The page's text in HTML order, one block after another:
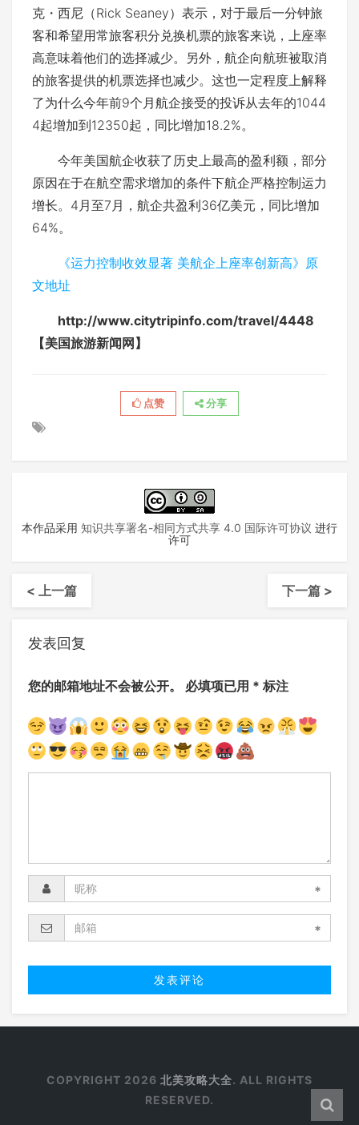
克・西尼（Rick Seaney）表示，对于最后一分钟旅
客和希望用常旅客积分兑换机票的旅客来说，上座率
高意味着他们的选择减少。另外，航企向航班被取消
的旅客提供的机票选择也减少。这也一定程度上解释
了为什么今年前9个月航企接受的投诉从去年的1044
4起增加到12350起，同比增加18.2%。
今年美国航企收获了历史上最高的盈利额，部分
原因在于在航空需求增加的条件下航企严格控制运力
增长。4月至7月，航企共盈利36亿美元，同比增加
64%。
《运力控制收效显著 美航企上座率创新高》原
文地址
http://www.citytripinfo.com/travel/4448
【美国旅游新闻网】
点赞 分享
本作品采用 知识共享署名-相同方式共享 4.0 国际许可协议 进行
许可
< 上一篇 下一篇 >
发表回复
您的邮箱地址不会被公开。 必填项已用 * 标注
*
*
COPYRIGHT 2026 北美攻略大全. ALL RIGHTS
RESERVED.